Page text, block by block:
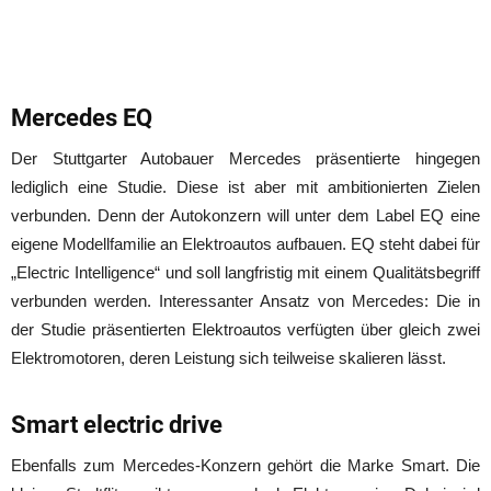
Mercedes EQ
Der Stuttgarter Autobauer Mercedes präsentierte hingegen
lediglich eine Studie. Diese ist aber mit ambitionierten Zielen
verbunden. Denn der Autokonzern will unter dem Label EQ eine
eigene Modellfamilie an Elektroautos aufbauen. EQ steht dabei für
„Electric Intelligence“ und soll langfristig mit einem Qualitätsbegriff
verbunden werden. Interessanter Ansatz von Mercedes: Die in
der Studie präsentierten Elektroautos verfügten über gleich zwei
Elektromotoren, deren Leistung sich teilweise skalieren lässt.
Smart electric drive
Ebenfalls zum Mercedes-Konzern gehört die Marke Smart. Die